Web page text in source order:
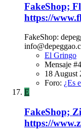
FakeShop;
https://
FakeShop:
El Gringo
Mensaje #4
18 August
Foro: ¿Es
E
FakeShop;
https://